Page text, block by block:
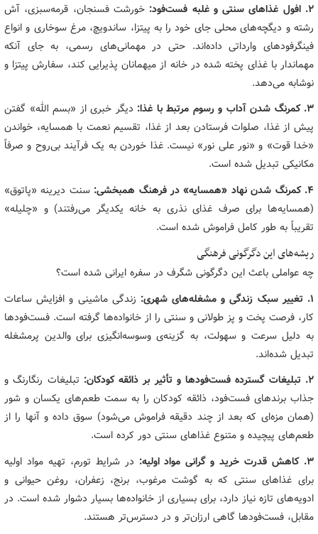
۲. افول غذاهای سنتی و غلبه فست‌فود:
خورشت فسنجان، قرمه‌سبزی، آش
رشته و دیگچه‌های محلی جای خود را به پیتزا، ساندویچ، مرغ سوخاری و انواع
فینگرفودهای وارداتی داده‌اند. حتی در مهمانی‌های رسمی، به جای آنکه
مهماندار با غذای پخته شده در خانه از میهمانان پذیرایی کند، سفارش پیتزا و
نوشابه می‌دهد.
۳. کمرنگ شدن آداب و رسوم مرتبط با غذا:
دیگر خبری از «بسم الله» گفتن
پیش از غذا، صلوات فرستادن بعد از غذا، تقسیم نعمت با همسایه، خواندن
«خدا قوت» و «نور علی نور» نیست. غذا خوردن به یک فرآیند بی‌روح و صرفاً
مکانیکی تبدیل شده است.
۴. کمرنگ شدن نهاد «همسایه» در فرهنگ همبخشی:
سنت دیرینه «پاتوق»
(همسایه‌ها برای صرف غذای نذری به خانه یکدیگر می‌رفتند) و «چلیله»
تقریباً به طور کامل فراموش شده است.
ریشه‌های این دگرگونی فرهنگی
چه عواملی باعث این دگرگونی شگرف در سفره ایرانی شده است؟
۱. تغییر سبک زندگی و مشغله‌های شهری:
زندگی ماشینی و افزایش ساعات
کار، فرصت پخت و پز طولانی و سنتی را از خانواده‌ها گرفته است. فست‌فودها
به دلیل سرعت و سهولت، به گزینه‌ی وسوسه‌انگیزی برای والدین پرمشغله
تبدیل شده‌اند.
۲. تبلیغات گسترده فست‌فودها و تأثیر بر ذائقه کودکان:
تبلیغات رنگارنگ و
جذاب برندهای فست‌فود، ذائقه کودکان را به سمت طعم‌های یکسان و شور
(همان مزه‌ای که بعد از چند دقیقه فراموش می‌شود) سوق داده و آنها را از
طعم‌های پیچیده و متنوع غذاهای سنتی دور کرده است.
۳. کاهش قدرت خرید و گرانی مواد اولیه:
در شرایط تورم، تهیه مواد اولیه
برای غذاهای سنتی که به گوشت مرغوب، برنج، زعفران، روغن حیوانی و
ادویه‌های تازه نیاز دارد، برای بسیاری از خانواده‌ها بسیار دشوار شده است. در
مقابل، فست‌فودها گاهی ارزان‌تر و در دسترس‌تر هستند.